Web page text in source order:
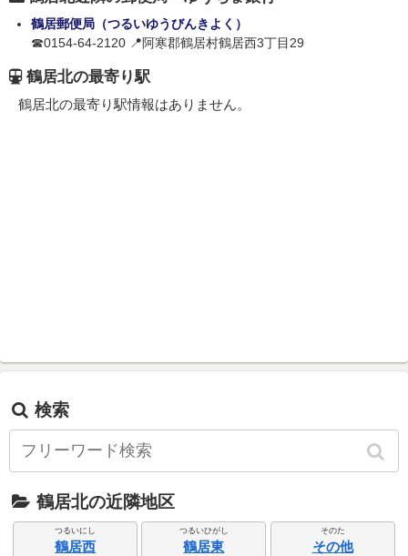
鶴居郵便局（つるいゆうびんきよく）
☎0154-64-2120 📍阿寒郡鶴居村鶴居西3丁目29
鶴居北の最寄り駅
鶴居北の最寄り駅情報はありません。
検索
鶴居北の近隣地区
つるいにし
鶴居西
つるいひがし
鶴居東
そのた
その他